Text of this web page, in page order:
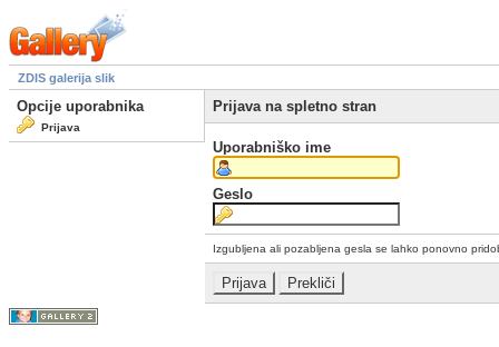
ZDIS galerija slik
Opcije uporabnika
Prijava
Prijava na spletno stran
Uporabniško ime
Geslo
Izgubljena ali pozabljena gesla se lahko ponovno